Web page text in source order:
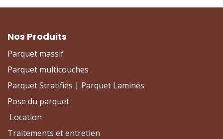
Nos Produits
Parquet massif
Parquet multicouches
Parquet Stratifiés | Parquet Laminés
Pose du parquet
Location
Traitements et entretien